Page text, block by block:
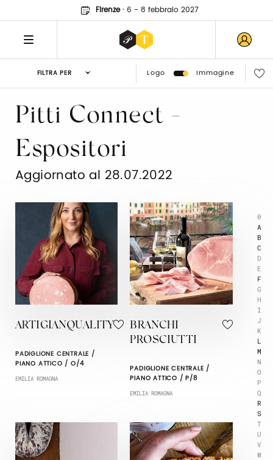
Firenze· 6 - 8 febbraio 2027
FILTRA PER Logo Immagine
0
A
B
C
D
E
F
G
H
I
J
K
L
M
N
O
P
Q
R
S
T
U
V
W
Pitti Connect -
Espositori
Aggiornato al 28.07.2022
ARTIGIANQUALITY
PADIGLIONE CENTRALE /
PIANO ATTICO / O/4
EMILIA ROMAGNA
BRANCHI
PROSCIUTTI
PADIGLIONE CENTRALE /
PIANO ATTICO / P/8
EMILIA ROMAGNA